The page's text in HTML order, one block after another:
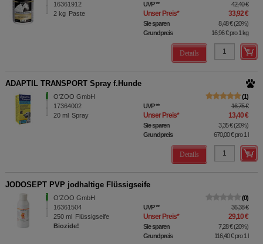
16361912
2 kg Paste
UVP** 42,40 €
Unser Preis* 33,92 €
Sie sparen 8,48 €(20%)
Grundpreis
16,96 €pro 1 kg
Details
ADAPTIL TRANSPORT Spray f.Hunde
O'ZOO GmbH
17364002
20 ml Spray
1
UVP** 16,75 €
Unser Preis* 13,40 €
Sie sparen 3,35 €(20%)
Grundpreis
670,00 €pro 1 l
Details
JODOSEPT PVP jodhaltige Flüssigseife
O'ZOO GmbH
16361504
250 ml Flüssigseife
Biozide!
0
UVP** 36,38 €
Unser Preis* 29,10 €
Sie sparen 7,28 €(20%)
Grundpreis
116,40 €pro 1 l